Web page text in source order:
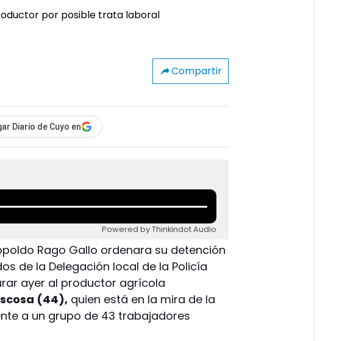
Compartir
Diario de Cuyo en
Powered by Thinkindot Audio
Rago Gallo ordenara su detención
de la Delegación local de la Policía
ayer al productor agrícola
(44), quien está en la mira de la
a un grupo de 43 trabajadores